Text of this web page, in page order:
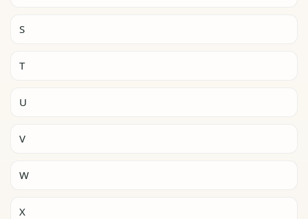
S
T
U
V
W
X